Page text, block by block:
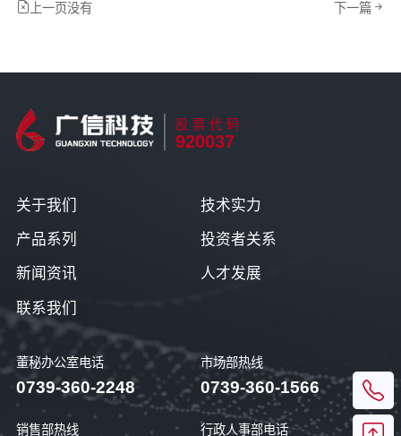
上一页没有 下一篇
股票代码
920037
董秘办公室电话
0739-360-2248
市场部热线
0739-360-1566
销售部热线 行政人事部电话
关于我们 技术实力
产品系列 投资者关系
新闻资讯 人才发展
联系我们